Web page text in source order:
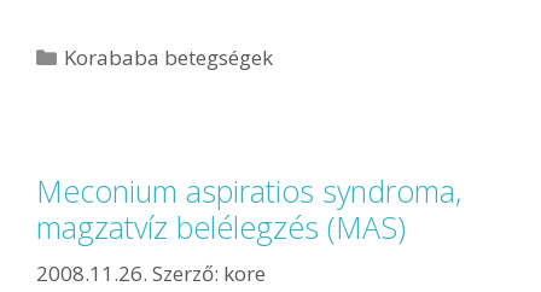
Korababa betegségek
Meconium aspiratios syndroma,
magzatvíz belélegzés (MAS)
2008.11.26. Szerző: kore